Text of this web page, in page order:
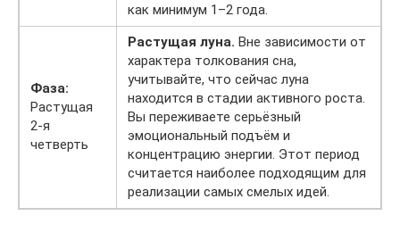
как минимум 1–2 года.
Фаза:
Растущая
2-я
четверть
Растущая луна. Вне зависимости от
характера толкования сна,
учитывайте, что сейчас луна
находится в стадии активного роста.
Вы переживаете серьёзный
эмоциональный подъём и
концентрацию энергии. Этот период
считается наиболее подходящим для
реализации самых смелых идей.